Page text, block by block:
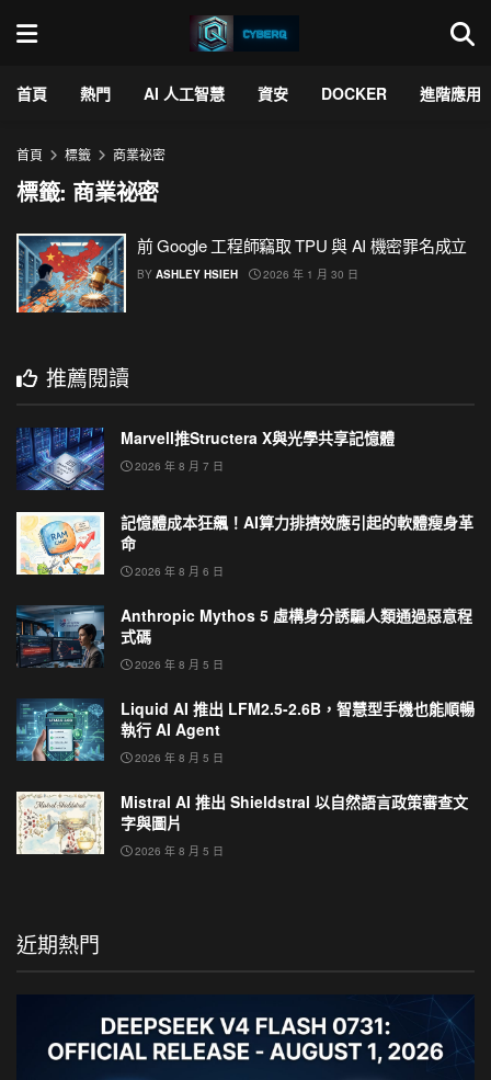
首頁 熱門 AI 人工智慧 資安 DOCKER 進階應用
首頁 標籤 商業祕密
標籤: 商業祕密
前 Google 工程師竊取 TPU 與 AI 機密罪名成立
BY ASHLEY HSIEH 2026 年 1 月 30 日
推薦閱讀
Marvell推Structera X與光學共享記憶體
2026 年 8 月 7 日
記憶體成本狂飆！AI算力排擠效應引起的軟體瘦身革
命
2026 年 8 月 6 日
Anthropic Mythos 5 虛構身分誘騙人類通過惡意程
式碼
2026 年 8 月 5 日
Liquid AI 推出 LFM2.5-2.6B，智慧型手機也能順暢
執行 AI Agent
2026 年 8 月 5 日
Mistral AI 推出 Shieldstral 以自然語言政策審查文
字與圖片
2026 年 8 月 5 日
近期熱門